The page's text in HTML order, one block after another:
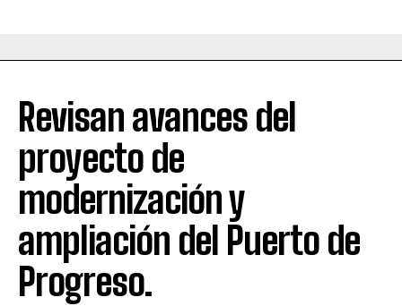
Revisan avances del
proyecto de
modernización y
ampliación del Puerto de
Progreso.